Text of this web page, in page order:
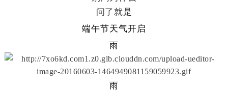
问了就是
端午节天气开启
雨
雨